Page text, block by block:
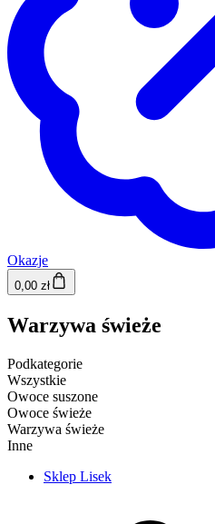
Okazje
0,00 zł
Warzywa świeże
Podkategorie
Wszystkie
Owoce suszone
Owoce świeże
Warzywa świeże
Inne
Sklep Lisek